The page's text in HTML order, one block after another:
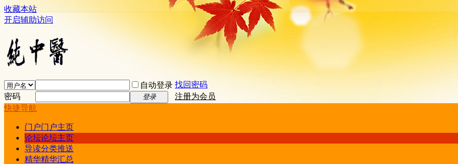
收藏本站
开启辅助访问
自动登录 找回密码
密码
登录
注册为会员
快捷导航
门户门户主页
论坛论坛主页
导读分类推送
精华精华汇总